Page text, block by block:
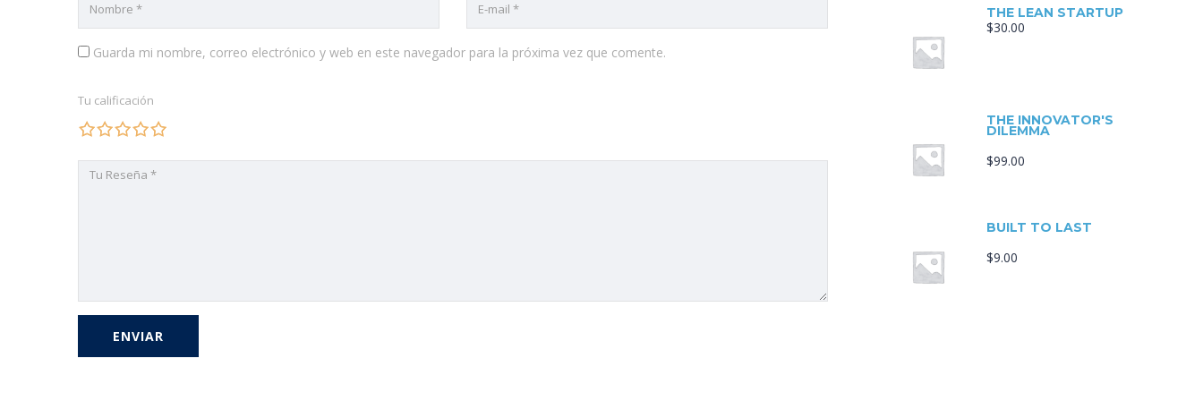
Guarda mi nombre, correo electrónico y web en este navegador para la próxima vez que comente.
Tu calificación
THE LEAN STARTUP
$30.00
THE INNOVATOR'S
DILEMMA
$99.00
BUILT TO LAST
$9.00